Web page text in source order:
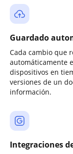
Guardado
Cada cambio que
automáticamente
dispositivos en
versiones de un
información.
Integraciones